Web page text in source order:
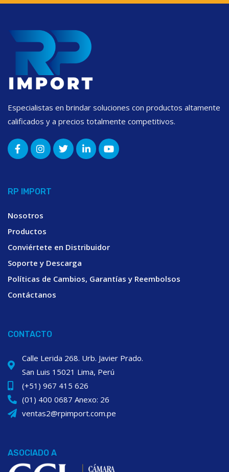
Especialistas en brindar soluciones con productos altamente
calificados y a precios totalmente competitivos.
RP IMPORT
Nosotros
Productos
Conviértete en Distribuidor
Soporte y Descarga
Políticas de Cambios, Garantías y Reembolsos
Contáctanos
CONTACTO
Calle Lerida 268. Urb. Javier Prado.
San Luis 15021 Lima, Perú
(+51) 967 415 626
(01) 400 0687 Anexo: 26
ventas2@rpimport.com.pe
ASOCIADO A